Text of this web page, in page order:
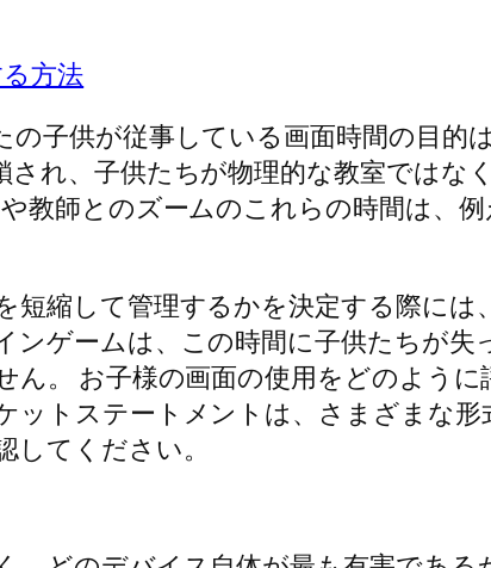
子供が従事している画面時間の目的
れ、子供たちが物理的な教室ではな
教師とのズームのこれらの時間は、
縮して管理するかを決定する際には
ゲームは、この時間に子供たちが失
。 お子様の画面の使用をどのよう
トステートメントは、さまざまな
てください。